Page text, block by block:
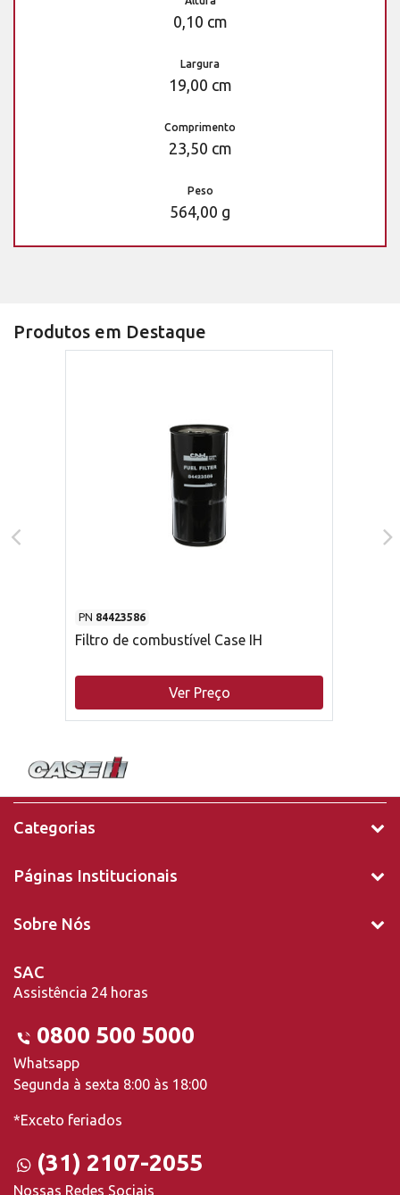
0,10 cm
Largura
19,00 cm
Comprimento
23,50 cm
Peso
564,00 g
Produtos em Destaque
PN 84423586
Filtro de combustível Case IH
Ver Preço
Categorias
Páginas Institucionais
Sobre Nós
SAC
Assistência 24 horas
0800 500 5000
Whatsapp
Segunda à sexta 8:00 às 18:00
*Exceto feriados
(31) 2107-2055
Nossas Redes Sociais